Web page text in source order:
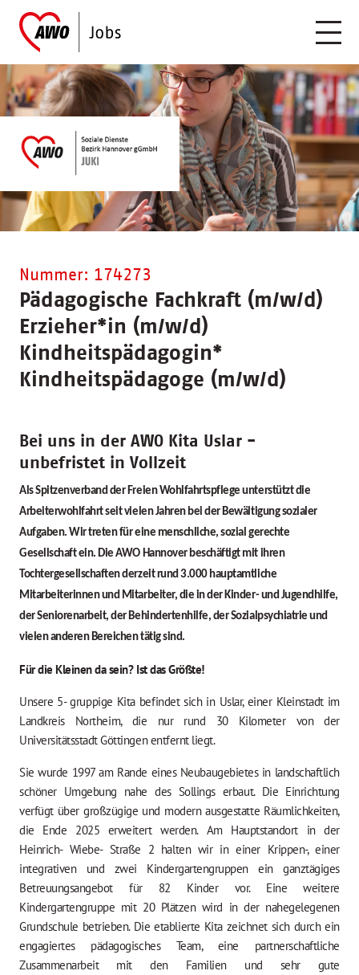
Nummer: 174273
Pädagogische Fachkraft (m/w/d)
Erzieher*in (m/w/d)
Kindheitspädagogin*
Kindheitspädagoge (m/w/d)
Bei uns in der AWO Kita Uslar -
unbefristet in Vollzeit
Als Spitzenverband der Freien Wohlfahrtspflege unterstützt die
Arbeiterwohlfahrt seit vielen Jahren bei der Bewältigung sozialer
Aufgaben. Wir treten für eine menschliche, sozial gerechte
Gesellschaft ein. Die AWO Hannover beschäftigt mit ihren
Tochtergesellschaften derzeit rund 3.000 hauptamtliche
Mitarbeiterinnen und Mitarbeiter, die in der Kinder- und Jugendhilfe,
der Seniorenarbeit, der Behindertenhilfe, der Sozialpsychiatrie und
vielen anderen Bereichen tätig sind.
Für die Kleinen da sein? Ist das Größte!
Unsere 5- gruppige Kita befindet sich in Uslar, einer Kleinstadt im
Landkreis Northeim, die nur rund 30 Kilometer von der
Universitätsstadt Göttingen entfernt liegt.
Sie wurde 1997 am Rande eines Neubaugebietes in landschaftlich
schöner Umgebung nahe des Sollings erbaut. Die Einrichtung
verfügt über großzügige und modern ausgestatte Räumlichkeiten,
die Ende 2025 erweitert werden. Am Hauptstandort in der
Heinrich- Wiebe- Straße 2 halten wir in einer Krippen-, einer
integrativen und zwei Kindergartengruppen ein ganztägiges
Betreuungsangebot für 82 Kinder vor. Eine weitere
Kindergartengruppe mit 20 Plätzen wird in der nahegelegenen
Grundschule betrieben. Die etablierte Kita zeichnet sich durch ein
engagiertes pädagogisches Team, eine partnerschaftliche
Zusammenarbeit mit den Familien und sehr gute